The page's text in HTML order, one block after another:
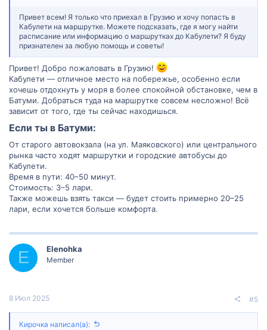
Привет всем! Я только что приехал в Грузию и хочу попасть в
Кабулети на маршрутке. Можете подсказать, где я могу найти
расписание или информацию о маршрутках до Кабулети? Я буду
признателен за любую помощь и советы!
Привет! Добро пожаловать в Грузию!
Кабулети — отличное место на побережье, особенно если
хочешь отдохнуть у моря в более спокойной обстановке, чем в
Батуми. Добраться туда на маршрутке совсем несложно! Всё
зависит от того, где ты сейчас находишься.
Если ты в Батуми:
От старого автовокзала (на ул. Маяковского) или центрального
рынка часто ходят маршрутки и городские автобусы до
Кабулети.
Время в пути: 40–50 минут.
Стоимость: 3–5 лари.
Также можешь взять такси — будет стоить примерно 20–25
лари, если хочется больше комфорта.
E Elenohka
Member
8 Июл 2025 #5
Кирочка написал(а):